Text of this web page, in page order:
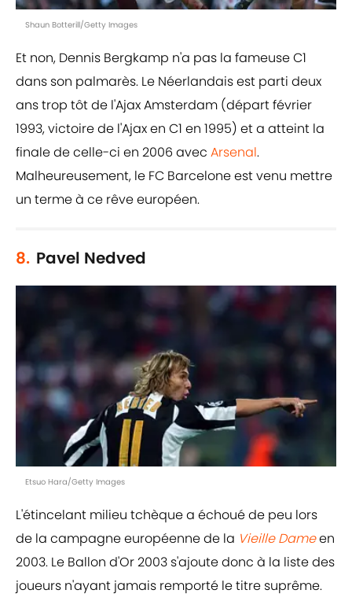
Shaun Botterill/Getty Images
Et non, Dennis Bergkamp n'a pas la fameuse C1
dans son palmarès. Le Néerlandais est parti deux
ans trop tôt de l'Ajax Amsterdam (départ février
1993, victoire de l'Ajax en C1 en 1995) et a atteint la
finale de celle-ci en 2006 avec Arsenal.
Malheureusement, le FC Barcelone est venu mettre
un terme à ce rêve européen.
8. Pavel Nedved
Etsuo Hara/Getty Images
L'étincelant milieu tchèque a échoué de peu lors
de la campagne européenne de la Vieille Dameen
2003. Le Ballon d'Or 2003 s'ajoute donc à la liste des
joueurs n'ayant jamais remporté le titre suprême.